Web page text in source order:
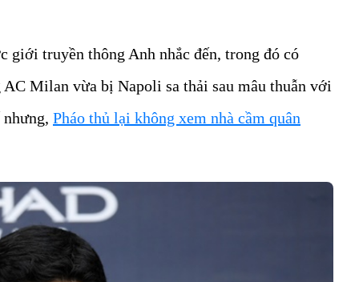
giới truyền thông Anh nhắc đến, trong đó có
Milan vừa bị Napoli sa thải sau mâu thuẫn với
Pháo thủ lại không xem nhà cầm quân